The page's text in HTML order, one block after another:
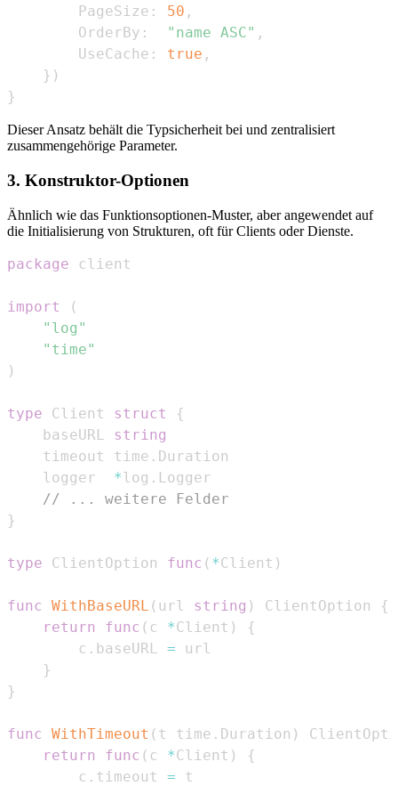
		PageSize
: 50 ,
		OrderBy
: "name ASC" ,
		UseCache
: true ,
} )
}
Dieser Ansatz behält die Typsicherheit bei und zentralisiert
zusammengehörige Parameter.
3. Konstruktor-Optionen
Ähnlich wie das Funktionsoptionen-Muster, aber angewendet auf
die Initialisierung von Strukturen, oft für Clients oder Dienste.
package
import
(
"log"
"time"
)
type Client struct
{
	baseURL
string
	timeout time
.
	logger
*log .
// ... weitere Felder
}
type ClientOption func ( *Client )
func WithBaseURL ( url string ) ClientOption
{
return
func ( c *Client )
{
		c
. baseURL =
}
}
func WithTimeout ( t time . Duration )
return
func ( c *Client )
{
		c
. timeout =